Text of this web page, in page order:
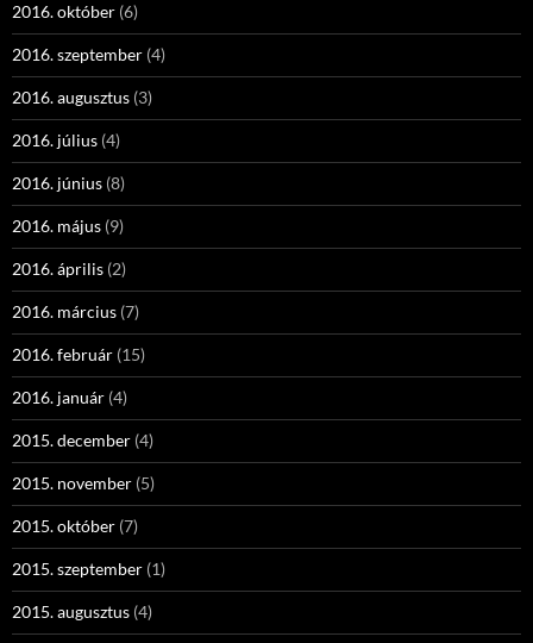
2016. október (6)
2016. szeptember (4)
2016. augusztus (3)
2016. július (4)
2016. június (8)
2016. május (9)
2016. április (2)
2016. március (7)
2016. február (15)
2016. január (4)
2015. december (4)
2015. november (5)
2015. október (7)
2015. szeptember (1)
2015. augusztus (4)